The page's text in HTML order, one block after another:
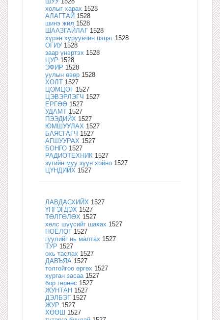
холыг харах 1528
АЛАГТАЙ 1528
шинэ жил 1528
ШААЗГАЙЛАГ 1528
хүрэн хуруувчин цэцэг 1528
ОГИУ 1528
заар үнэртэх 1528
ЦУР 1528
ЭФИР 1528
уулын өвөр 1528
ХОЛТ 1527
ЦОМЦОГ 1527
ЦЭВЭРЛЭГЧ 1527
ЕРГӨӨ 1527
УДАМТ 1527
ПЭЭДИЙХ 1527
ЮМШУУЛАХ 1527
БАЯСГАГЧ 1527
АГШУУРАХ 1527
БОНГО 1527
РАДИОТЕХНИК 1527
зүгийн муу зүүн хойно 1527
ЦҮНДИЙХ 1527
ЛАВДАСХИЙХ 1527
ҮНГЭГДЭХ 1527
ТӨЛГӨЛӨХ 1527
хөлс шүүсийг шахах 1527
НОЁЛОГ 1527
гуулийг нь малтах 1527
ТУР 1527
охь таслах 1527
ДАВЪЯА 1527
толгойгоо өргөх 1527
хурган засаа 1527
бор гөрөөс 1527
ЖУНТАН 1527
ДЭЛБЭГ 1527
ЖУР 1527
ХӨӨШ 1527